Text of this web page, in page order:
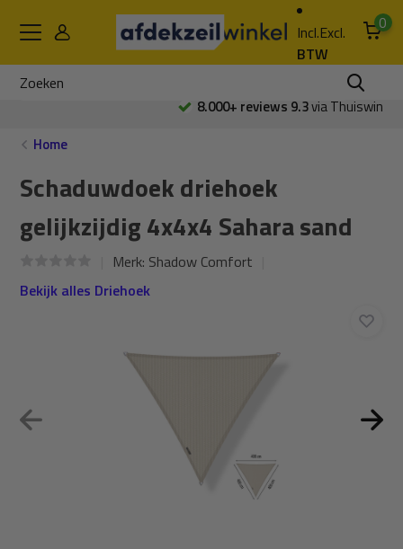
Incl.Excl.
BTW
0
8.000+ reviews 9.3via Thuiswinkel
Home
Schaduwdoek driehoek
gelijkzijdig 4x4x4 Sahara sand
Merk: Shadow Comfort
Bekijk alles Driehoek